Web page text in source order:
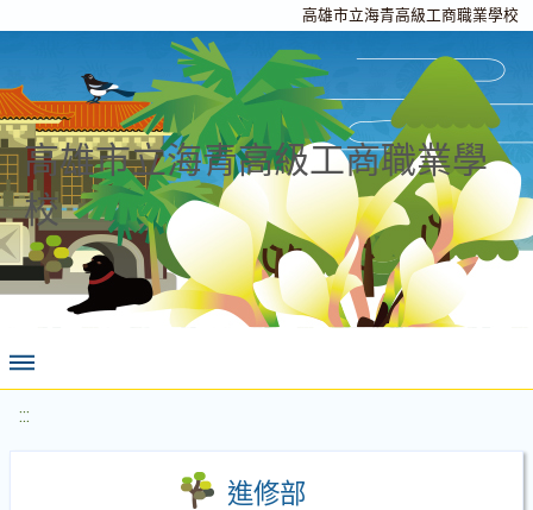
高雄市立海青高級工商職業學校
高雄市立海青高級工商職業學
校
:::
進修部